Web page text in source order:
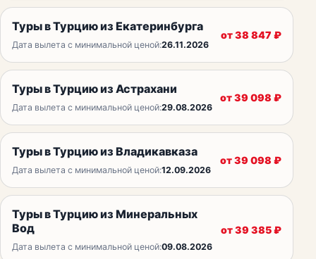
Туры в Турцию из Екатеринбурга
Дата вылета с минимальной ценой:26.11.2026
от38 847 ₽
Туры в Турцию из Астрахани
Дата вылета с минимальной ценой:29.08.2026
от39 098 ₽
Туры в Турцию из Владикавказа
Дата вылета с минимальной ценой:12.09.2026
от39 098 ₽
Туры в Турцию из Минеральных
Вод
Дата вылета с минимальной ценой:09.08.2026
от39 385₽